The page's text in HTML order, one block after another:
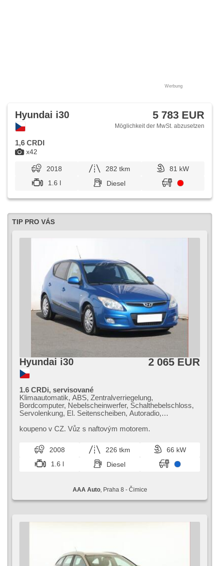
Werbung
x42
Hyundai i30 5 783 EUR
Möglichkeit der MwSt. abzusetzen
1,6 CRDI
2018 282 tkm
81 kW
1.6 l
Diesel
TIP PRO VÁS
Hyundai i30 2 065 EUR
1.6 CRDi, servisované
Klimaautomatik, ABS, Zentralverriegelung,
Bordcomputer, Nebelscheinwerfer, Schalthebelschloss,
Servolenkung, El. Seitenscheiben, Autoradio,
koupeno v CZ. Vůz s naftovým motorem.
2008 226 tkm
66 kW
1.6 l
Diesel
AAA Auto, Praha 8 - Čimice